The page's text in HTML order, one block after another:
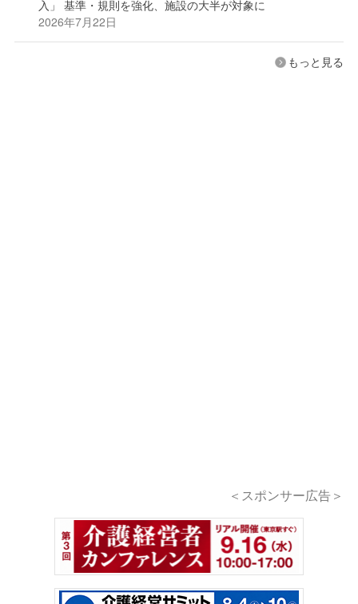
入」 基準・規則を強化、施設の大半が対象に
2026年7月22日
もっと見る
＜スポンサー広告＞